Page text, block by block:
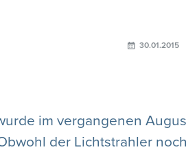
30.01.2015
im vergangenen
der Lichtstrahler